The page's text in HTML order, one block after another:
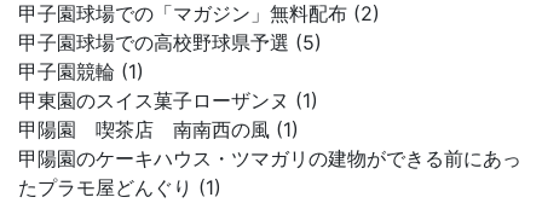
甲子園球場での「マガジン」無料配布 (2)
甲子園球場での高校野球県予選 (5)
甲子園競輪 (1)
甲東園のスイス菓子ローザンヌ (1)
甲陽園 喫茶店 南南西の風 (1)
甲陽園のケーキハウス・ツマガリの建物ができる前にあっ
たプラモ屋どんぐり (1)